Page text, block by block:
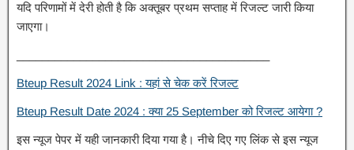
यदि परिणामों में देरी होती है कि अक्तूबर प्रथम सप्ताह में रिजल्ट जारी किया
जाएगा।
Bteup Result 2024 Link : यहां से चेक करें रिजल्ट
Bteup Result Date 2024 : क्या 25 September को रिजल्ट आयेगा ?
इस न्यूज पेपर में यही जानकारी दिया गया है। नीचे दिए गए लिंक से इस न्यूज